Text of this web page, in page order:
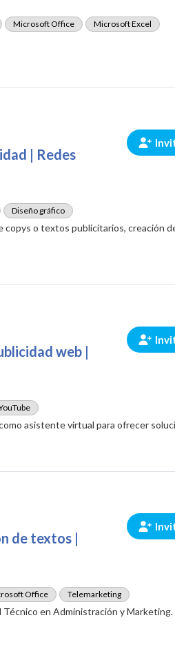
Microsoft Office Microsoft Excel
| Redes
Diseño gráfico
o textos publicitarios, creación
web |
asistente virtual para ofrecer
de textos |
Office Telemarketing
en Administración y